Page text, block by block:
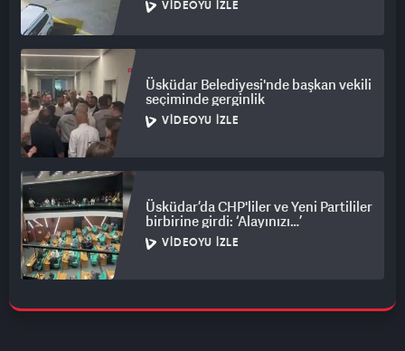
VIDEOYU İZLE
Üsküdar Belediyesi'nde başkan vekili
seçiminde gerginlik
VIDEOYU İZLE
Üsküdar’da CHP'liler ve Yeni Partililer
birbirine girdi: ‘Alayınızı…’
VIDEOYU İZLE